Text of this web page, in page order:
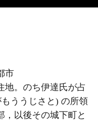
市
地。のち伊達氏が占
ううじさと) の所領
，以後その城下町と